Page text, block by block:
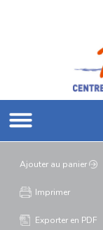
Ajouter au panier
Imprimer
Exporter en PDF